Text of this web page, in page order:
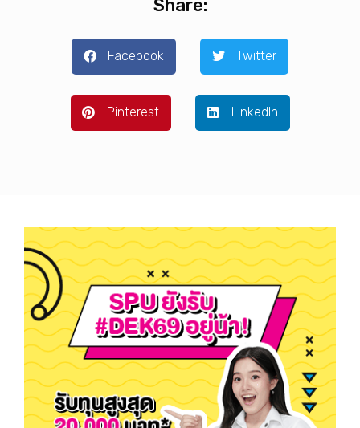
Share:
Facebook Twitter
Pinterest LinkedIn